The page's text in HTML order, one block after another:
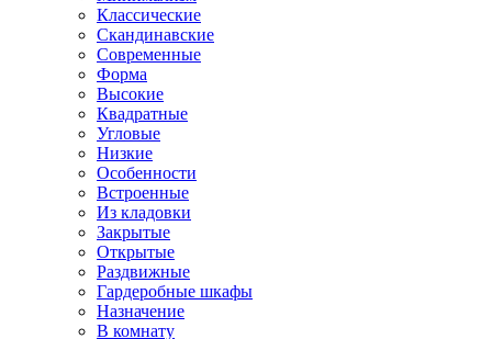
Классические
Скандинавские
Современные
Форма
Высокие
Квадратные
Угловые
Низкие
Особенности
Встроенные
Из кладовки
Закрытые
Открытые
Раздвижные
Гардеробные шкафы
Назначение
В комнату